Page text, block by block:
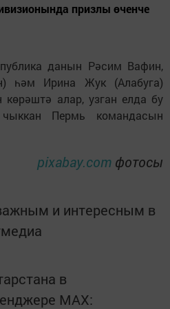
призлы өченче
данын Рәсим Вафин,
һәм Ирина Жук (Алабуга)
көрәштә алар, узган елда бу
чыккан Пермь командасын
pixabay.com фотосы
и интересным в
в
MАХ: